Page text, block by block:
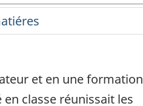
et en une formation
classe réunissait les